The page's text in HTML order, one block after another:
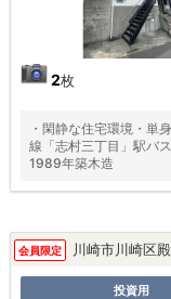
2枚
・閑静な住宅環境・単
線「志村三丁目」駅バ
1989年築木造
会員限定 川崎市川崎区
投資用